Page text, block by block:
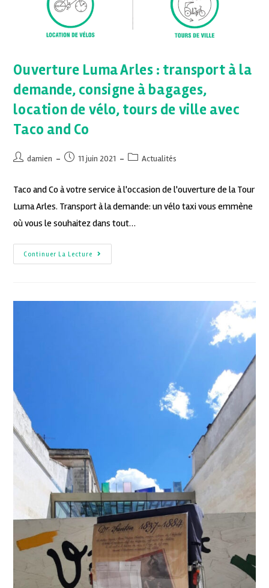
Ouverture Luma Arles : transport à la
demande, consigne à bagages,
location de vélo, tours de ville avec
Taco and Co
damien 11 juin 2021 Actualités
Taco and Co à votre service à l'occasion de l'ouverture de la Tour
Luma Arles. Transport à la demande: un vélo taxi vous emmène
où vous le souhaitez dans tout…
Continuer La Lecture